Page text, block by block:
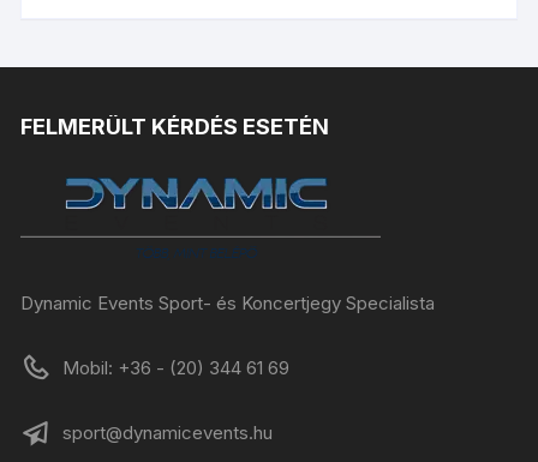
FELMERÜLT KÉRDÉS ESETÉN
Dynamic Events Sport- és Koncertjegy Specialista
Mobil: +36 - (20) 344 61 69
sport@dynamicevents.hu